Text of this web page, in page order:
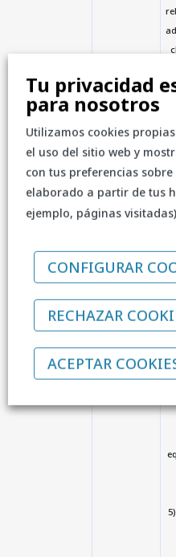
Tu privacidad
para nosotros
Utilizamos cookies
el uso del sitio web y
con tus preferencias
elaborado a partir de tus
ejemplo, páginas
CONFIGURAR
RECHAZAR
ACEPTAR